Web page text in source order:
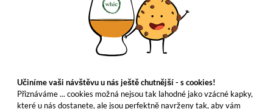
včetně DPH, bez nákladů na dopravu
Všechny vlastnosti produktu
Učiníme vaši návštěvu u nás ještě chutnější - s cookies!
Přiznáváme ... cookies možná nejsou tak lahodné jako vzácné kapky,
které u nás dostanete, ale jsou perfektně navrženy tak, aby vám